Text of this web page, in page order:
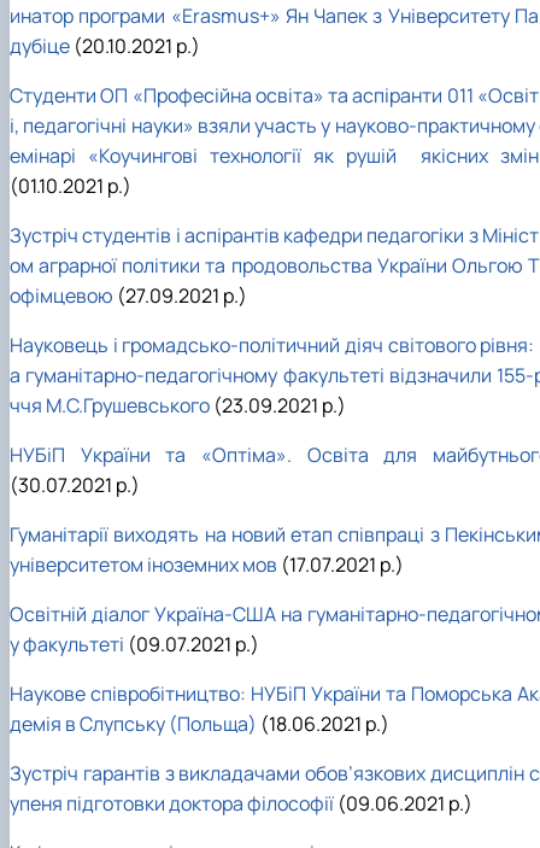
инатор програми «Erasmus+» Ян Чапек з Університету
дубіце (20.10.2021 р.)
Студенти ОП «Професійна освіта» та аспіранти 011
і, педагогічні науки» взяли участь у науково-практичному
емінарі «Коучингові технології як рушій якісних
(01.10.2021 р.)
Зустріч студентів і аспірантів кафедри педагогіки з
ом аграрної політики та продовольства України Ольгою
офімцевою (27.09.2021 р.)
Науковець і громадсько-політичний діяч світового рівня:
а гуманітарно-педагогічному факультеті відзначили 155-
ччя М.С.Грушевського (23.09.2021 р.)
НУБіП України та «Оптіма». Освіта для
(30.07.2021 р.)
Гуманітарії виходять на новий етап співпраці з
університетом іноземних мов (17.07.2021 р.)
Освітній діалог Україна-США на гуманітарно-
у факультеті (09.07.2021 р.)
Наукове співробітництво: НУБіП України та Поморська
демія в Слупську (Польща) (18.06.2021 р.)
Зустріч гарантів з викладачами обов’язкових дисциплін
упеня підготовки доктора філософії (09.06.2021 р.)